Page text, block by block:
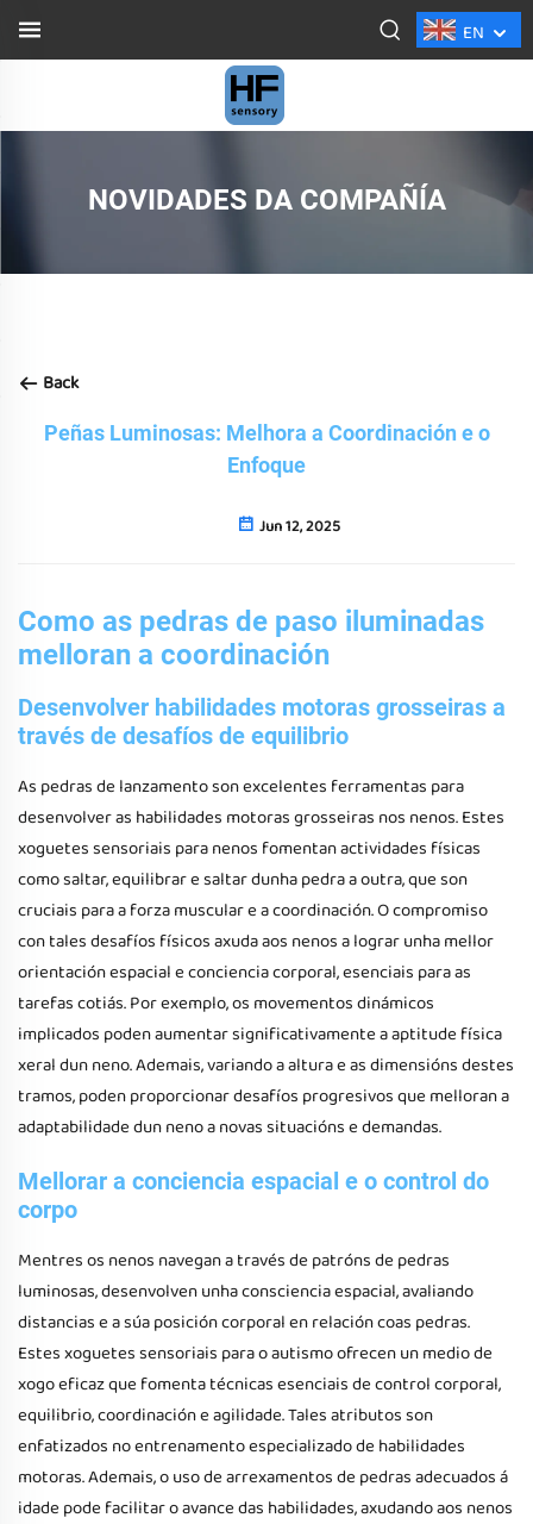
EN
NOVIDADES DA COMPAÑÍA
Back
Peñas Luminosas: Melhora a Coordinación e o
Enfoque
Jun 12, 2025
Como as pedras de paso iluminadas
melloran a coordinación
Desenvolver habilidades motoras grosseiras a
través de desafíos de equilibrio
As pedras de lanzamento son excelentes ferramentas para
desenvolver as habilidades motoras grosseiras nos nenos. Estes
xoguetes sensoriais para nenos fomentan actividades físicas
como saltar, equilibrar e saltar dunha pedra a outra, que son
cruciais para a forza muscular e a coordinación. O compromiso
con tales desafíos físicos axuda aos nenos a lograr unha mellor
orientación espacial e conciencia corporal, esenciais para as
tarefas cotiás. Por exemplo, os movementos dinámicos
implicados poden aumentar significativamente a aptitude física
xeral dun neno. Ademais, variando a altura e as dimensións destes
tramos, poden proporcionar desafíos progresivos que melloran a
adaptabilidade dun neno a novas situacións e demandas.
Mellorar a conciencia espacial e o control do
corpo
Mentres os nenos navegan a través de patróns de pedras
luminosas, desenvolven unha consciencia espacial, avaliando
distancias e a súa posición corporal en relación coas pedras.
Estes xoguetes sensoriais para o autismo ofrecen un medio de
xogo eficaz que fomenta técnicas esenciais de control corporal,
equilibrio, coordinación e agilidade. Tales atributos son
enfatizados no entrenamento especializado de habilidades
motoras. Ademais, o uso de arrexamentos de pedras adecuados á
idade pode facilitar o avance das habilidades, axudando aos nenos